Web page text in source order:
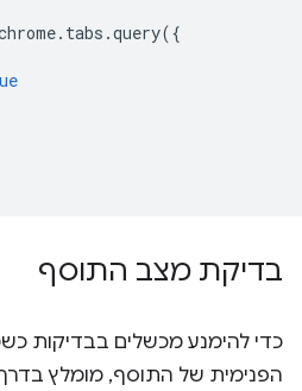
. tabs .query({
בדיקת מצב התוסף
כדי להימנע מכשלים בבדיקות
הפנימית של התוסף, מומלץ